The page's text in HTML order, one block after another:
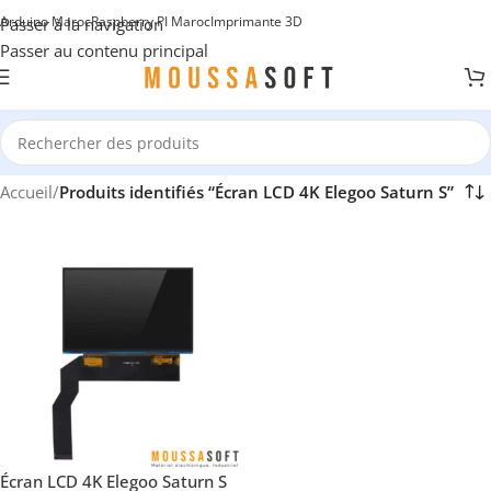
Passer à la navigation
Passer au contenu principal
Arduino MarocRaspberry PI MarocImprimante 3D
Accueil/Produits identifiés “Écran LCD 4K Elegoo Saturn S”
Écran LCD 4K Elegoo Saturn S